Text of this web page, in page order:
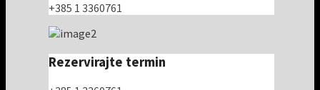
+385 1 3360761
Rezervirajte termin